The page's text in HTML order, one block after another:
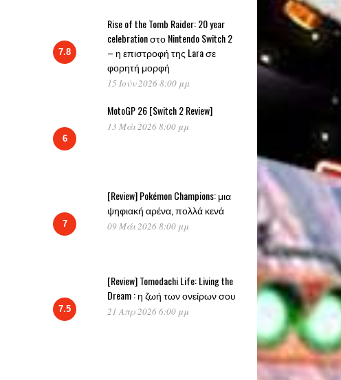
7.8
Rise of the Tomb Raider: 20 year
celebration στο Nintendo Switch 2
– η επιστροφή της Lara σε
φορητή μορφή
15 Ιούν 2026 8:00 μμ
6
MotoGP 26 [Switch 2 Review]
13 Μάι 2026 8:00 μμ
7
[Review] Pokémon Champions: μια
ψηφιακή αρένα, πολλά κενά
09 Μάι 2026 8:00 μμ
7.5
[Review] Tomodachi Life: Living the
Dream : η ζωή των ονείρων σου
21 Απρ 2026 6:00 μμ